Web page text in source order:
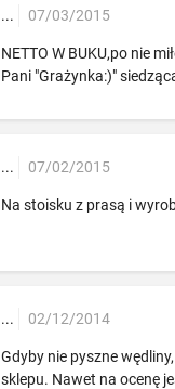
... 07/03/2015
NETTO W BUKU,po nie
Pani "Grażynka:)"
... 07/02/2015
Na stoisku z prasą i
... 02/12/2014
Gdyby nie pyszne
sklepu. Nawet na ocenę